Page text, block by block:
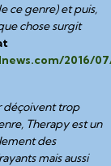
ce genre) et puis,
chose surgit
2016/
déçoivent trop
Therapy est un
des
mais aussi